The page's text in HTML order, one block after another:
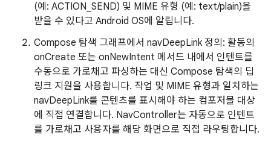
(예: ACTION_SEND) 및 MIME 유형 (예: text/plain)을
받을 수 있다고 Android OS에 알립니다.
Compose 탐색 그래프에서 navDeepLink 정의: 활동의
onCreate 또는 onNewIntent 메서드 내에서 인텐트를
수동으로 가로채고 파싱하는 대신 Compose 탐색의 딥
링크 지원을 사용합니다. 작업 및 MIME 유형과 일치하는
navDeepLink를 콘텐츠를 표시해야 하는 컴포저블 대상
에 직접 연결합니다. NavController는 자동으로 인텐트
를 가로채고 사용자를 해당 화면으로 직접 라우팅합니다.